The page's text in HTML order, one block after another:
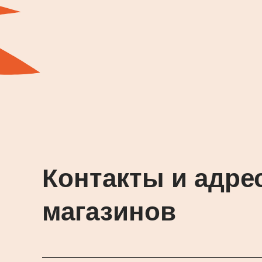
Контакты и
магазинов